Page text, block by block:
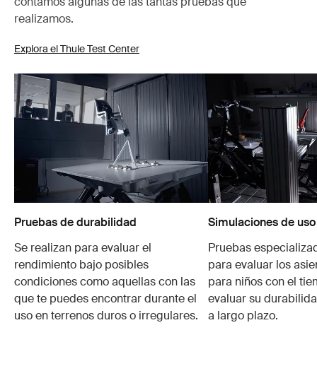
realizamos.
Explora el Thule Test Center
Pruebas de durabilidad
Se realizan para evaluar el
rendimiento bajo posibles
condiciones como aquellas con las
que te puedes encontrar durante el
uso en terrenos duros o irregulares.
Simulaciones de
Pruebas
para evaluar los
para niños con el
evaluar su
a largo plazo.